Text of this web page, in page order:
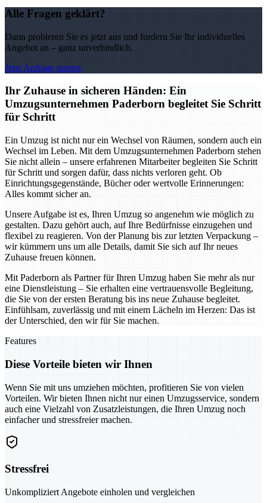
Alle Fragen geklärt?
Dann probieren Sie es jetzt aus und fordern Sie Ihr individuelles
Angebot an – ganz unverbindlich.
Jetzt Anfrage starten
Ihr Zuhause in sicheren Händen: Ein
Umzugsunternehmen Paderborn begleitet Sie Schritt
für Schritt
Ein Umzug ist nicht nur ein Wechsel von Räumen, sondern auch ein
Wechsel im Leben. Mit dem Umzugsunternehmen Paderborn stehen
Sie nicht allein – unsere erfahrenen Mitarbeiter begleiten Sie Schritt
für Schritt und sorgen dafür, dass nichts verloren geht. Ob
Einrichtungsgegenstände, Bücher oder wertvolle Erinnerungen:
Alles kommt sicher an.
Unsere Aufgabe ist es, Ihren Umzug so angenehm wie möglich zu
gestalten. Dazu gehört auch, auf Ihre Bedürfnisse einzugehen und
flexibel zu reagieren. Von der Planung bis zur letzten Verpackung –
wir kümmern uns um alle Details, damit Sie sich auf Ihr neues
Zuhause freuen können.
Mit Paderborn als Partner für Ihren Umzug haben Sie mehr als nur
eine Dienstleistung – Sie erhalten eine vertrauensvolle Begleitung,
die Sie von der ersten Beratung bis ins neue Zuhause begleitet.
Einfühlsam, zuverlässig und mit einem Lächeln im Herzen: Das ist
der Unterschied, den wir für Sie machen.
Features
Diese Vorteile bieten wir Ihnen
Wenn Sie mit uns umziehen möchten, profitieren Sie von vielen
Vorteilen. Wir bieten Ihnen nicht nur einen Umzugsservice, sondern
auch eine Vielzahl von Zusatzleistungen, die Ihren Umzug noch
einfacher und stressfreier machen.
Stressfrei
Unkompliziert Angebote einholen und vergleichen